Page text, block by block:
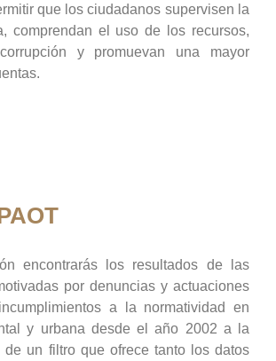
que los ciudadanos supervisen la
comprendan el uso de los recursos,
y promuevan una mayor
encontrarás los resultados de las
por denuncias y actuaciones
a la normatividad en
y urbana desde el año 2002 a la
de un filtro que ofrece tanto los datos